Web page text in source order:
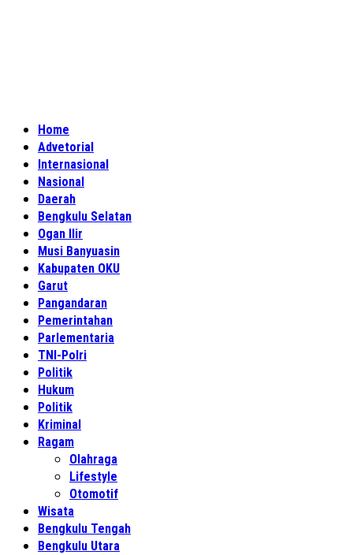
Home
Advetorial
Internasional
Nasional
Daerah
Bengkulu Selatan
Ogan Ilir
Musi Banyuasin
Kabupaten OKU
Garut
Pangandaran
Pemerintahan
Parlementaria
TNI-Polri
Politik
Hukum
Politik
Kriminal
Ragam
Olahraga
Lifestyle
Otomotif
Wisata
Bengkulu Tengah
Bengkulu Utara